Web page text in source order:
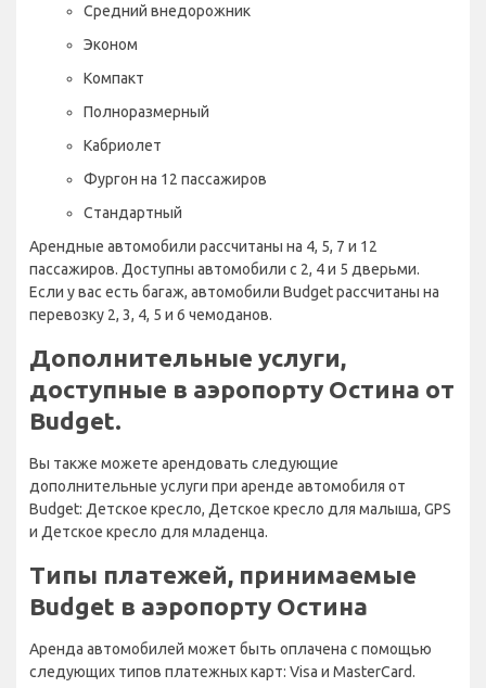
Средний внедорожник
Эконом
Компакт
Полноразмерный
Кабриолет
Фургон на 12 пассажиров
Стандартный
Арендные автомобили рассчитаны на 4, 5, 7 и 12
пассажиров. Доступны автомобили с 2, 4 и 5 дверьми.
Если у вас есть багаж, автомобили Budget рассчитаны на
перевозку 2, 3, 4, 5 и 6 чемоданов.
Дополнительные услуги,
доступные в аэропорту Остина от
Budget.
Вы также можете арендовать следующие
дополнительные услуги при аренде автомобиля от
Budget: Детское кресло, Детское кресло для малыша, GPS
и Детское кресло для младенца.
Типы платежей, принимаемые
Budget в аэропорту Остина
Аренда автомобилей может быть оплачена с помощью
следующих типов платежных карт: Visa и MasterCard.